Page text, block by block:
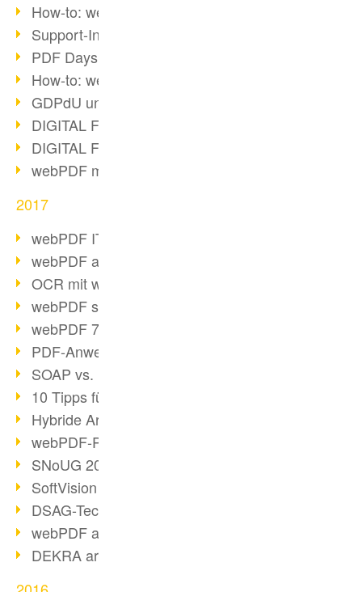
How-to: webPDF Optionen
Support-Infos für webPDF
PDF Days Europe 2018
How-to: webPDF Webservices
GDPdU und GoBD
DIGITAL FUTUREcongress Rückblick
DIGITAL FUTUREcongress 2018
webPDF mit Ruby via REST
2017
webPDF IT-Tage 2017
webPDF auf IT-Tagen 2017
OCR mit webPDF
webPDF senkt Admin-Kosten
webPDF 7.0 Release
PDF-Anwendung für Unternehmen
SOAP vs. RESTful
10 Tipps für PDF-Arbeit
Hybride Archivierung mit PDF/A-3
webPDF-Preview für Personalakten
SNoUG 2017 Rückblick
SoftVision auf der SNoUG
DSAG-TechDays 2017 Rückblick
webPDF auf DSAG-TechDays 2017
DEKRA arbeitet mit webPDF